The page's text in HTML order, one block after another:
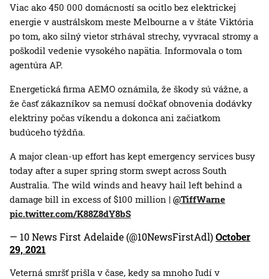
Viac ako 450 000 domácností sa ocitlo bez elektrickej
energie v austrálskom meste Melbourne a v štáte Viktória
po tom, ako silný vietor strhával strechy, vyvracal stromy a
poškodil vedenie vysokého napätia. Informovala o tom
agentúra AP.
Energetická firma AEMO oznámila, že škody sú vážne, a
že časť zákazníkov sa nemusí dočkať obnovenia dodávky
elektriny počas víkendu a dokonca ani začiatkom
budúceho týždňa.
A major clean-up effort has kept emergency services busy
today after a super spring storm swept across South
Australia. The wild winds and heavy hail left behind a
damage bill in excess of $100 million | @TiffWarne
pic.twitter.com/K88Z8dY8bS
— 10 News First Adelaide (@10NewsFirstAdl)October
29, 2021
Veterná smršť prišla v čase, kedy sa mnoho ľudí v